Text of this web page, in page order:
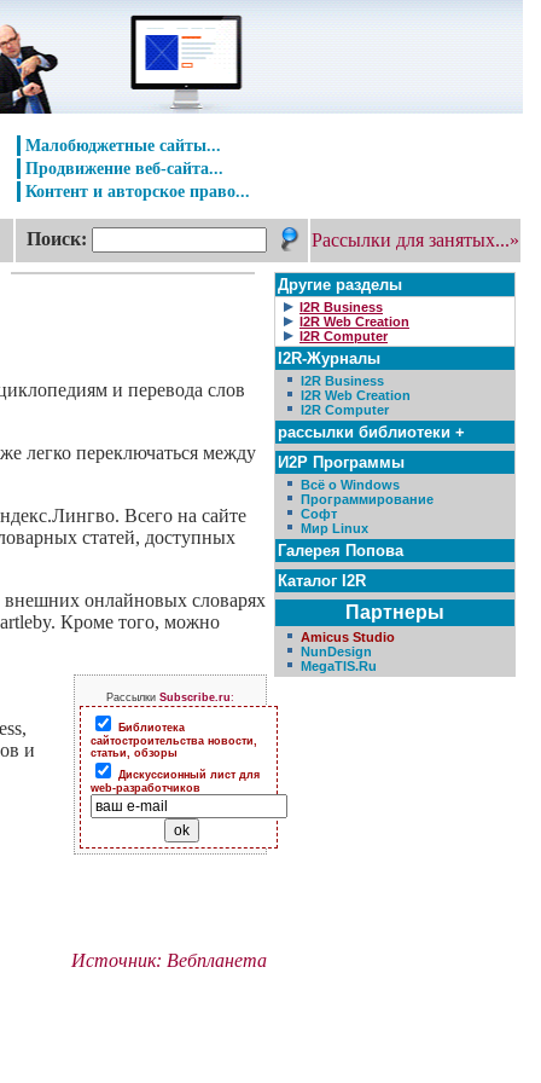
Малобюджетные сайты...
Продвижение веб-сайта...
Контент и авторское право...
Поиск: Рассылки для занятых...»
и перевода слов
легко переключаться между
Всего на сайте
статей, доступных
онлайновых словарях
Кроме того, можно
Рассылки Subscribe.ru:
Библиотека
сайтостроительства новости,
статьи, обзоры
Дискуссионный лист для
web-разработчиков
и
Источник: Вебпланета
Другие разделы
I2R Business
I2R Web Creation
I2R Computer
I2R-Журналы
I2R Business
I2R Web Creation
I2R Computer
рассылки библиотеки +
И2Р Программы
Всё о Windows
Программирование
Софт
Мир Linux
Галерея Попова
Каталог I2R
Партнеры
Amicus Studio
NunDesign
MegaTIS.Ru